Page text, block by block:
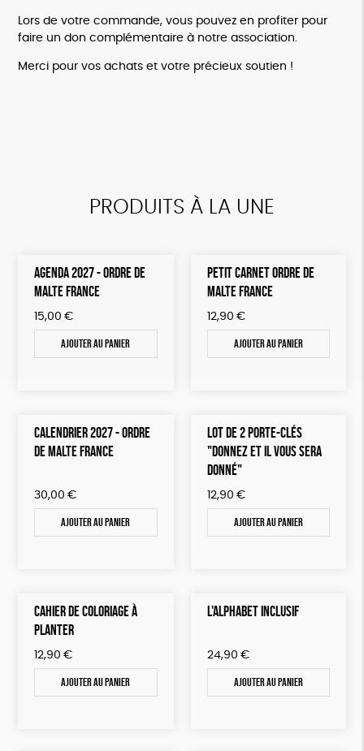
Lors de votre commande, vous pouvez en profiter pour
faire un don complémentaire à notre association.
Merci pour vos achats et votre précieux soutien !
PRODUITS À LA UNE
AGENDA 2027 - ORDRE DE
MALTE FRANCE
15,00 €
Ajouter au panier
PETIT CARNET ORDRE DE
MALTE FRANCE
12,90 €
Ajouter au panier
CALENDRIER 2027 - ORDRE
DE MALTE FRANCE
30,00 €
Ajouter au panier
LOT DE 2 PORTE-CLÉS
"DONNEZ ET IL VOUS SERA
DONNÉ"
12,90 €
Ajouter au panier
CAHIER DE COLORIAGE À
PLANTER
12,90 €
Ajouter au panier
L'ALPHABET INCLUSIF
24,90 €
Ajouter au panier